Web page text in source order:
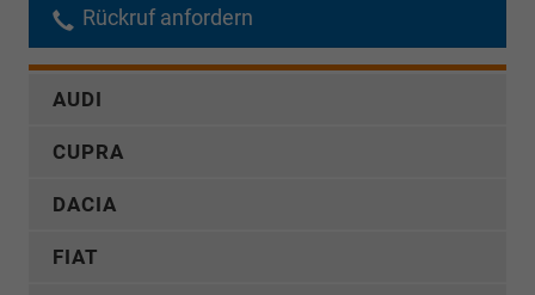
Rückruf anfordern
AUDI
CUPRA
DACIA
FIAT